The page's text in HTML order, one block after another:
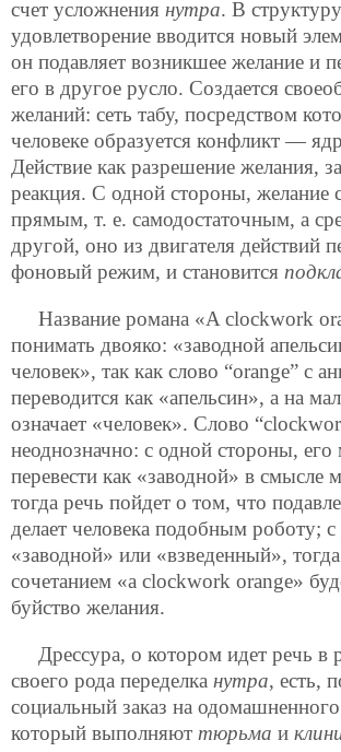
счет усложнения нутра. В
удовлетворение вводится новый
он подавляет возникшее желание и
его в другое русло. Создается
желаний: сеть табу, посредством
человеке образуется конфликт —
Действие как разрешение желания,
реакция. С одной стороны, желание
прямым, т. е. самодостаточным, а
другой, оно из двигателя действий
фоновый режим, и становится
Название романа «A clockwork
понимать двояко: «заводной
человек», так как слово “orangе” с
переводится как «апельсин», а на
означает «человек». Слово
неоднозначно: с одной стороны,
перевести как «заводной» в смысле
тогда речь пойдет о том, что
делает человека подобным роботу;
«заводной» или «взведенный»,
сочетанием «a clockwork orange»
буйство желания.
Дрессура, о котором идет речь в
своего рода переделка нутра, есть,
социальный заказ на одомашненного
который выполняют тюрьма и